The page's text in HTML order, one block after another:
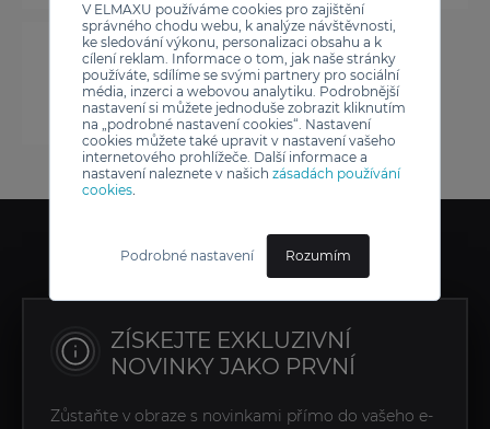
V ELMAXU používáme cookies pro zajištění
správného chodu webu, k analýze návštěvnosti,
ke sledování výkonu, personalizaci obsahu a k
cílení reklam. Informace o tom, jak naše stránky
používáte, sdílíme se svými partnery pro sociální
média, inzerci a webovou analytiku. Podrobnější
nastavení si můžete jednoduše zobrazit kliknutím
na „podrobné nastavení cookies“. Nastavení
cookies můžete také upravit v nastavení vašeho
internetového prohlížeče. Další informace a
nastavení naleznete v našich zásadách používání
cookies.
Podrobné nastavení Rozumím
ZÍSKEJTE EXKLUZIVNÍ
NOVINKY JAKO PRVNÍ
Zůstaňte v obraze s novinkami přímo do vašeho e-